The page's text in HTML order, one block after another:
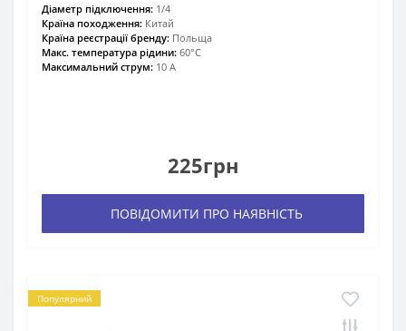
Діаметр підключення: 1/4
Країна походження: Китай
Країна реєстрації бренду: Польща
Макс. температура рідини: 60°С
Максимальний струм: 10 А
225грн
ПОВІДОМИТИ ПРО НАЯВНІСТЬ
Популярний